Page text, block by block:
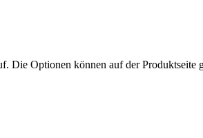
Die Optionen können auf der Produktseite